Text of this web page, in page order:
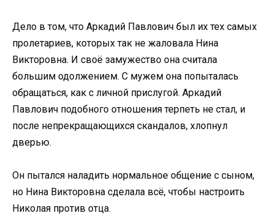
Дело в том, что Аркадий Павлович был их тех самых
пролетариев, которых так не жаловала Нина
Викторовна. И своё замужество она считала
большим одолжением. С мужем она попыталась
обращаться, как с личной прислугой. Аркадий
Павлович подобного отношения терпеть не стал, и
после непрекращающихся скандалов, хлопнул
дверью.
Он пытался наладить нормальное общение с сыном,
но Нина Викторовна сделала всё, чтобы настроить
Николая против отца.